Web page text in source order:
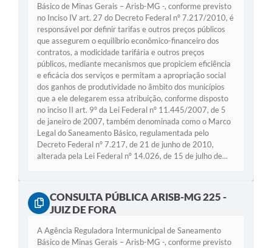
Básico de Minas Gerais – Arisb-MG -, conforme previsto
no Inciso IV art. 27 do Decreto Federal nº 7.217/2010, é
responsável por definir tarifas e outros preços públicos
que assegurem o equilíbrio econômico-financeiro dos
contratos, a modicidade tarifária e outros preços
públicos, mediante mecanismos que propiciem eficiência
e eficácia dos serviços e permitam a apropriação social
dos ganhos de produtividade no âmbito dos municípios
que a ele delegarem essa atribuição, conforme disposto
no inciso II art. 9º da Lei Federal nº 11.445/2007, de 5
de janeiro de 2007, também denominada como o Marco
Legal do Saneamento Básico, regulamentada pelo
Decreto Federal nº 7.217, de 21 de junho de 2010,
alterada pela Lei Federal nº 14.026, de 15 de julho de...
CONSULTA PÚBLICA ARISB-MG 225 -
JUIZ DE FORA
A Agência Reguladora Intermunicipal de Saneamento
Básico de Minas Gerais – Arisb-MG -, conforme previsto